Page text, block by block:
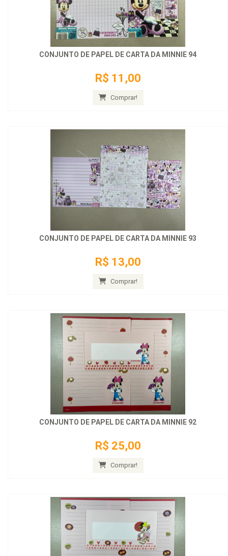
CONJUNTO DE PAPEL DE CARTA DA MINNIE 94
R$ 11,00
Comprar!
CONJUNTO DE PAPEL DE CARTA DA MINNIE 93
R$ 13,00
Comprar!
CONJUNTO DE PAPEL DE CARTA DA MINNIE 92
R$ 25,00
Comprar!